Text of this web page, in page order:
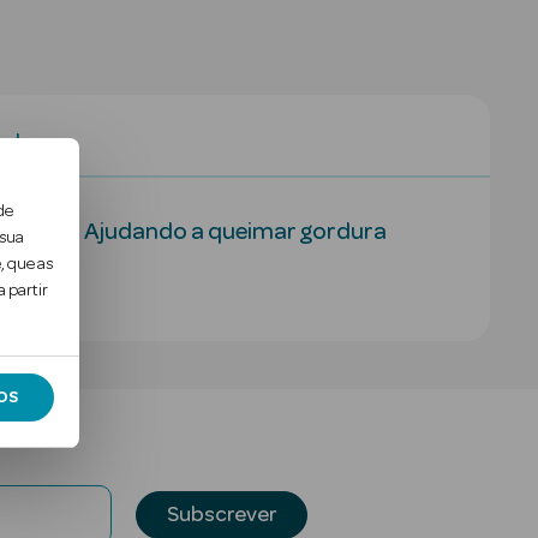
que as
partir
Ajudando a queimar gordura
Subscrever